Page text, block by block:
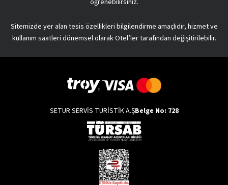
Sitemizde yer alan tesis özellikleri bilgilendirme amaçlıdır, hizmet ve
kullanım saatleri dönemsel olarak Otel’ler tarafından değişitirilebilir.
SETUR SERVİS TURİSTİK A.ŞBelge No: 728